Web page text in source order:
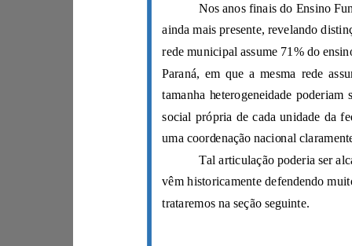
trataremos na seção seguinte.